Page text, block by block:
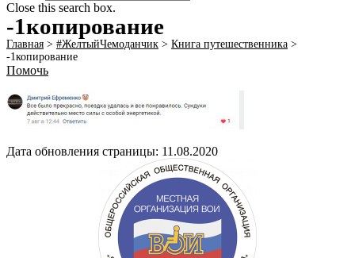
Close this search box.
-1копирование
Главная > #ЖелтыйЧемоданчик > Книга путешественника >
-1копирование
Помочь
Дата обновления страницы: 11.08.2020